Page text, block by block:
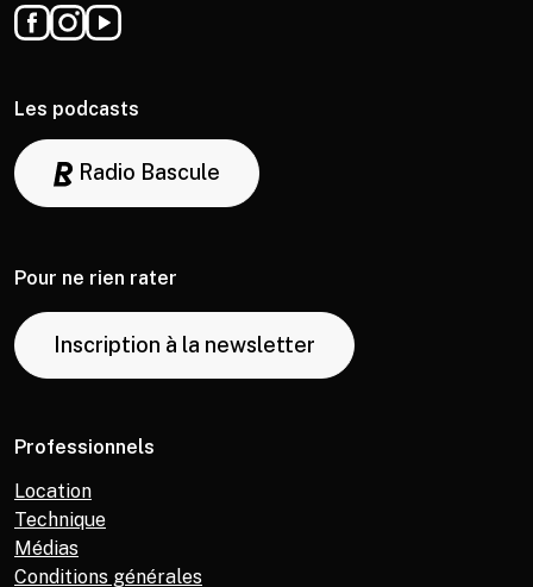
Les podcasts
Radio Bascule
Pour ne rien rater
Inscription à la newsletter
Professionnels
Location
Technique
Médias
Conditions générales